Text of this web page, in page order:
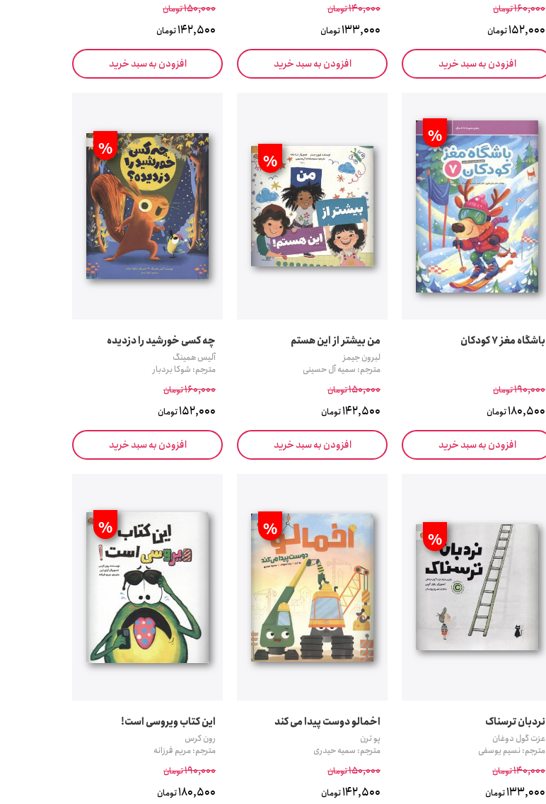
160,000تومان
152,000تومان
افزودن به سبد خرید
140,000تومان
133,000تومان
افزودن به سبد خرید
150,000تومان
142,500تومان
افزودن به سبد خرید
%
باشگاه مغز 7 کودکان
190,000تومان
180,500تومان
افزودن به سبد خرید
%
من بیشتر از این هستم
لبرون جیمز
مترجم: سمیه آل حسینی
150,000تومان
142,500تومان
افزودن به سبد خرید
%
چه کسی خورشید را دزدیده
آلیس همینگ
مترجم: شوکا بردبار
160,000تومان
152,000تومان
افزودن به سبد خرید
%
نردبان ترسناک
عزت گول دوغان
مترجم: نسیم یوسفی
140,000تومان
133,000تومان
%
اخمالو دوست پیدا می کند
پو ترن
مترجم: سمیه حیدری
150,000تومان
142,500تومان
%
این کتاب ویروسی است!
رون کرس
مترجم: مریم فرزانه
190,000تومان
180,500تومان